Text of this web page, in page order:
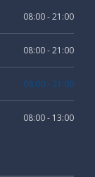
08:00 - 21:00
08:00 - 21:00
08:00 - 21:00
08:00 - 13:00